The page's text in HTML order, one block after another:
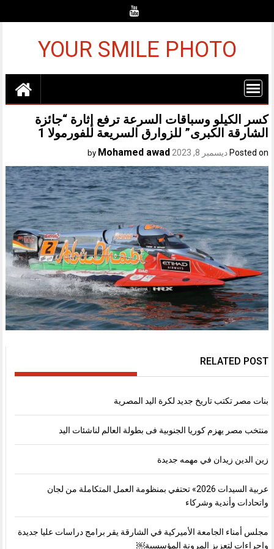
YOUR SMILE PHOTO
كسر الكيلو وسباقات السرعة ترفع إثارة “جائزة
الشارقة الكبرى” للزوارق السريعة للفورمولا 1
Posted on ديسمبر 8, 2023 Mohamed awad
RELATED POST
بنات مصر تكتب تاريخ جديد لكرة اليد المصرية
منتخب مصر يهزم كوريا الجنوبية فى بطولة العالم لناشئات اليد
زين الدين زيدان في مهمه جديدة
عربية السيدات 2026» تحتفي بمنظومة العمل المتكاملة من لجان
واتحادات وأندية وشركاء
مجلس أمناء الجامعة الأميركية في الشارقة يقر برامج دراسات عليا جديدة
وإجراءات لتعزيز المرونة المؤسسية￼